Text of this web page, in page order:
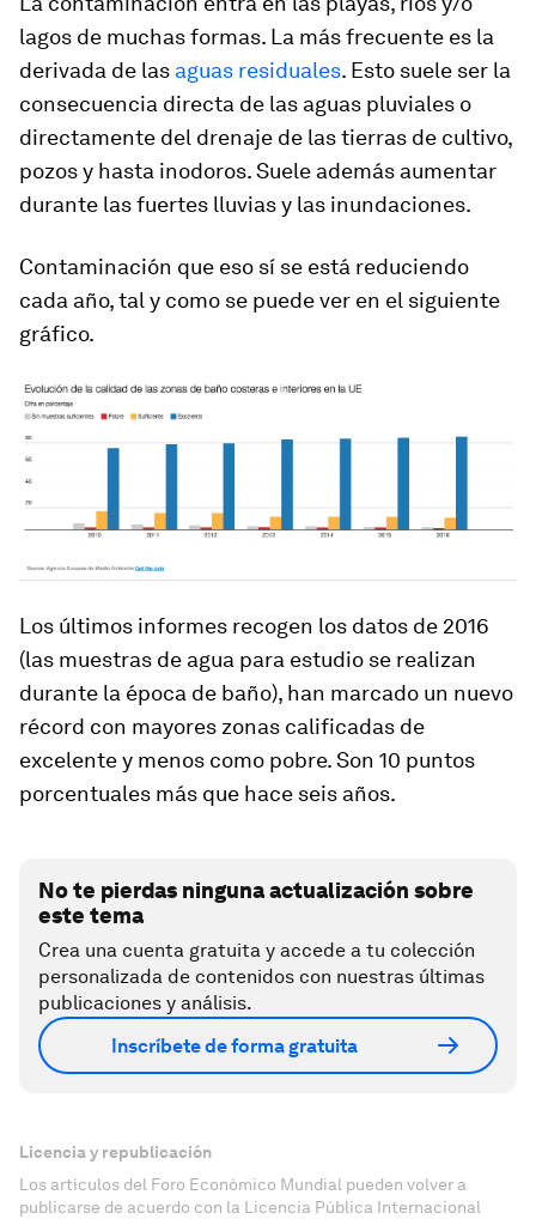
lagos de muchas formas. La más frecuente es la
derivada de las aguas residuales. Esto suele ser la
consecuencia directa de las aguas pluviales o
directamente del drenaje de las tierras de cultivo,
pozos y hasta inodoros. Suele además aumentar
durante las fuertes lluvias y las inundaciones.
Contaminación que eso sí se está reduciendo
cada año, tal y como se puede ver en el siguiente
gráfico.
Los últimos informes recogen los datos de 2016
(las muestras de agua para estudio se realizan
durante la época de baño), han marcado un nuevo
récord con mayores zonas calificadas de
excelente y menos como pobre. Son 10 puntos
porcentuales más que hace seis años.
No te pierdas ninguna actualización sobre
este tema
Crea una cuenta gratuita y accede a tu colección
personalizada de contenidos con nuestras últimas
publicaciones y análisis.
Inscríbete de forma gratuita
Licencia y republicación
Los artículos del Foro Económico Mundial pueden volver a
publicarse de acuerdo con la Licencia Pública Internacional